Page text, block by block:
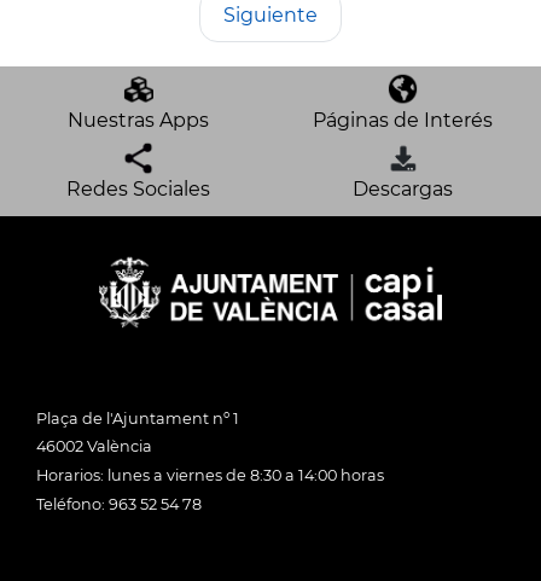
Siguiente
Nuestras Apps Páginas de Interés
Redes Sociales Descargas
Plaça de l'Ajuntament nº 1
46002 València
Horarios: lunes a viernes de 8:30 a 14:00 horas
Teléfono: 963 52 54 78